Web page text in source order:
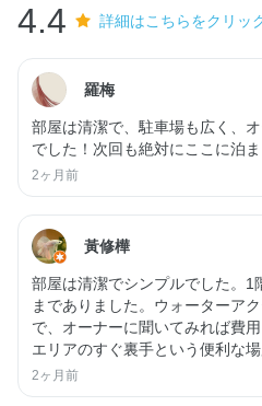
4.4 詳細はこちらをクリッ
羅梅
部屋は清潔で、駐車場も広く、
でした！次回も絶対にここに泊
2ヶ月前
黃修樺
部屋は清潔でシンプルでした。1
までありました。ウォーターア
で、オーナーに聞いてみれば費
エリアのすぐ裏手という便利な場
2ヶ月前